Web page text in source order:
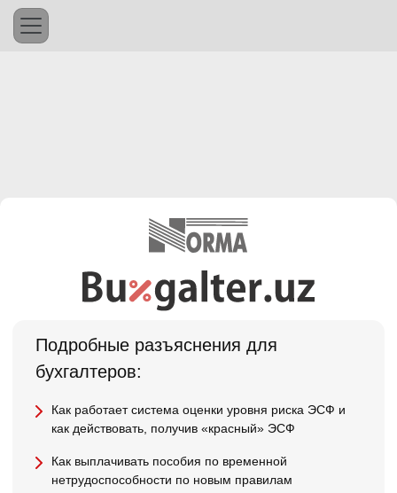
Подробные разъяснения для
бухгалтеров:
Как работает система оценки уровня риска ЭСФ и
как действовать, получив «красный» ЭСФ
Как выплачивать пособия по временной
нетрудоспособности по новым правилам